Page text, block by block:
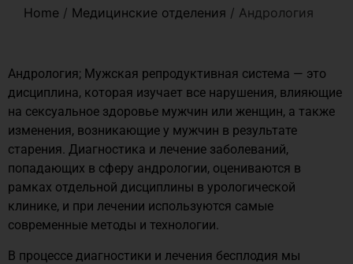
Home / Медицинские отделения / Андрология
Андрология; Мужская репродуктивная система — это
дисциплина, которая изучает все нарушения, влияющие
на сексуальное здоровье мужчин или женщин, а также
изменения, возникающие у мужчин в результате
старения. Диагностика и лечение заболеваний,
попадающих в сферу андрологии, оцениваются в
рамках отдельной дисциплины в урологической
клинике, и при лечении используются самые
современные методы и технологии.
В процессе диагностики и лечения бесплодия мы